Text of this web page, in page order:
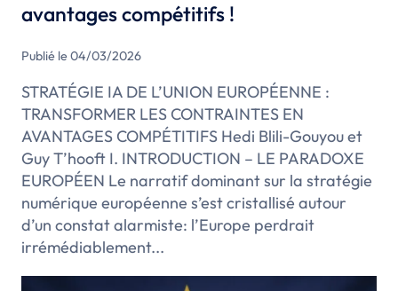
avantages compétitifs !
Publié le 04/03/2026
STRATÉGIE IA DE L’UNION EUROPÉENNE :
TRANSFORMER LES CONTRAINTES EN
AVANTAGES COMPÉTITIFS Hedi Blili-Gouyou et
Guy T’hooft I. INTRODUCTION – LE PARADOXE
EUROPÉEN Le narratif dominant sur la stratégie
numérique européenne s’est cristallisé autour
d’un constat alarmiste: l’Europe perdrait
irrémédiablement...